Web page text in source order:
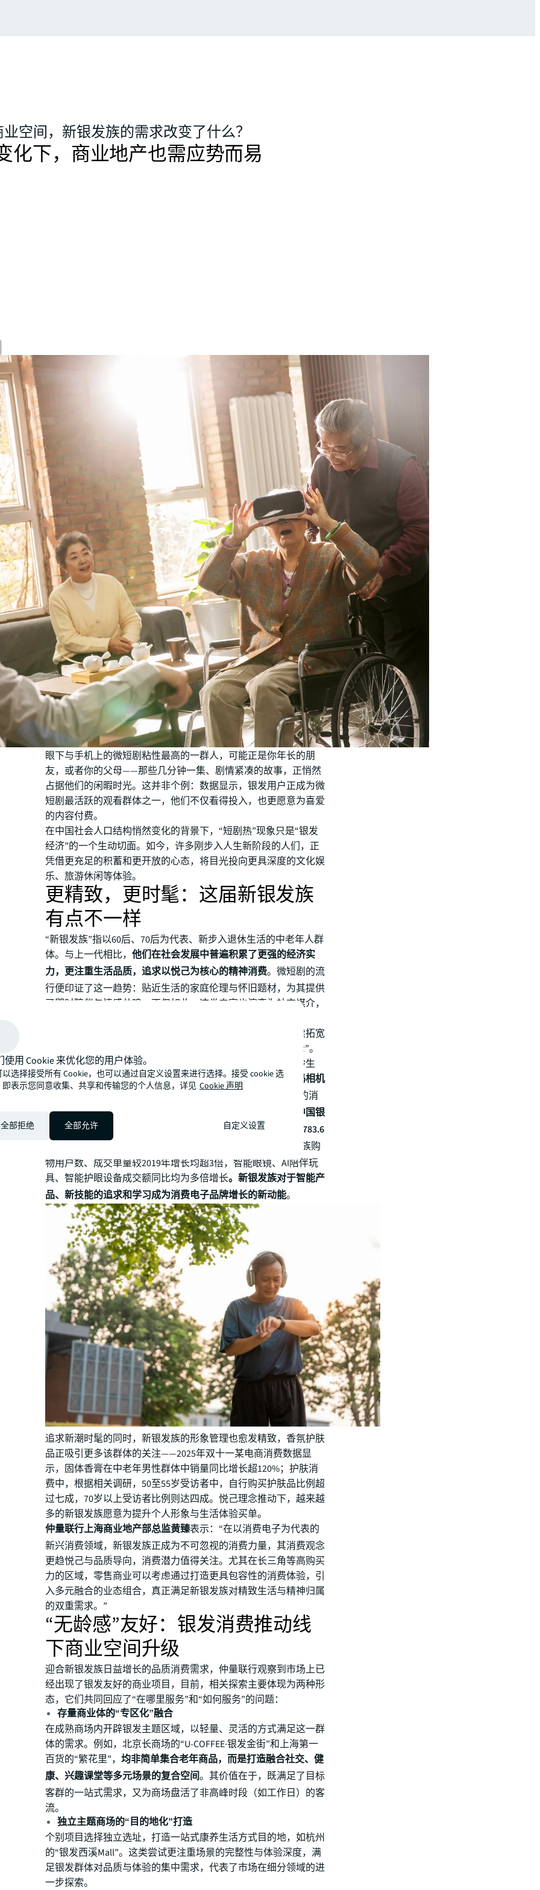
空间，新银发族的需求改变了什么？
化下，商业地产也需应势而易
眼下与手机上的微短剧粘性最高的一群人，可能正是你年长的朋
友，或者你的父母——那些几分钟一集、剧情紧凑的故事，正悄然
占据他们的闲暇时光。这并非个例：数据显示，银发用户正成为微
短剧最活跃的观看群体之一，他们不仅看得投入，也更愿意为喜爱
的内容付费。
在中国社会人口结构悄然变化的背景下，“短剧热”现象只是“银发
经济”的一个生动切面。如今，许多刚步入人生新阶段的人们，正
凭借更充足的积蓄和更开放的心态，将目光投向更具深度的文化娱
乐、旅游休闲等体验。
更精致，更时髦：这届新银发族
有点不一样
“新银发族”指以60后、70后为代表、新步入退休生活的中老年人群
体。与上一代相比，他们在社会发展中普遍积累了更强的经济实
力，更注重生活品质，追求以悦己为核心的精神消费。微短剧的流
行便印证了这一趋势：贴近生活的家庭伦理与怀旧题材，为其提供
了即时陪伴与情感共鸣。不仅如此，这类内容也演变为社交媒介，
但这仅是开端。在情绪价值的驱动下，他们的消费场景正持续拓宽
——从线上内容延伸至线下体验，从“基础养老”转向“品质享老”。
例如，新银发族更进一步投入内容创作之中，记录自己的银龄生
活。电商平台发布的数据显示，2024年银发族直播设备、数码相机
，他们的创作热情正持续转化为切实的消
费能量，为消费电子领域注入新的增长活力：数据也显示，
中国银
发人群智能穿戴设备APP月活跃用户在2024年9月便已经达到1783.6
；2025年前三季度，国内某电商平台银发族购
物用户数、成交单量较2019年增长均超3倍，智能眼镜、AI陪伴玩
具、智能护眼设备成交额同比均为多倍增长。新银发族对于智能产
品、新技能的追求和学习成为消费电子品牌增长的新动能。
追求新潮时髦的同时，新银发族的形象管理也愈发精致，香氛护肤
品正吸引更多该群体的关注——2025年双十一某电商消费数据显
示，固体香膏在中老年男性群体中销量同比增长超120%；护肤消
费中，根据相关调研，50至55岁受访者中，自行购买护肤品比例超
过七成，70岁以上受访者比例则达四成。悦己理念推动下，越来越
多的新银发族愿意为提升个人形象与生活体验买单。
仲量联行上海商业地产部总监黄臻表示：“在以消费电子为代表的
新兴消费领域，新银发族正成为不可忽视的消费力量，其消费观念
更趋悦己与品质导向，消费潜力值得关注。尤其在长三角等高购买
力的区域，零售商业可以考虑通过打造更具包容性的消费体验，引
入多元融合的业态组合，真正满足新银发族对精致生活与精神归属
的双重需求。”
“无龄感”友好：银发消费推动线
下商业空间升级
迎合新银发族日益增长的品质消费需求，仲量联行观察到市场上已
经出现了银发友好的商业项目，目前，相关探索主要体现为两种形
态，它们共同回应了“在哪里服务”和“如何服务”的问题：
存量商业体的“专区化”融合
在成熟商场内开辟银发主题区域，以轻量、灵活的方式满足这一群
体的需求。例如，北京长商场的“U-COFFEE·银发金街”和上海第一
百货的“繁花里”，均非简单集合老年商品，而是打造融合社交、健
康、兴趣课堂等多元场景的复合空间。其价值在于，既满足了目标
客群的一站式需求，又为商场盘活了非高峰时段（如工作日）的客
流。
独立主题商场的“目的地化”打造
个别项目选择独立选址，打造一站式康养生活方式目的地，如杭州
的“银发西溪Mall”。这类尝试更注重场景的完整性与体验深度，满
足银发群体对品质与体验的集中需求，代表了市场在细分领域的进
一步探索。
使用 Cookie 来优化您的用户体验。
选择接受所有 Cookie，也可以通过自定义设置来进行选择。接受 cookie 选
即表示您同意收集、共享和传输您的个人信息，详见 Cookie 声明
全部拒绝 全部允许 自定义设置